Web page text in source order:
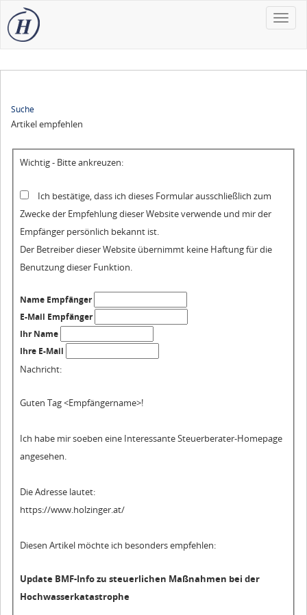
Toggle
Suche
Artikel empfehlen
Wichtig - Bitte ankreuzen:
Ich bestätige, dass ich dieses Formular ausschließlich zum
Zwecke der Empfehlung dieser Website verwende und mir der
Empfänger persönlich bekannt ist.
Der Betreiber dieser Website übernimmt keine Haftung für die
Benutzung dieser Funktion.
Name Empfänger
E-Mail Empfänger
Ihr Name
Ihre E-Mail
Nachricht:
Guten Tag<Empfängername>!
Ich habe mir soeben eine Interessante Steuerberater-Homepage
angesehen.
Die Adresse lautet:
https://www.holzinger.at/
Diesen Artikel möchte ich besonders empfehlen:
Update BMF-Info zu steuerlichen Maßnahmen bei der
Hochwasserkatastrophe